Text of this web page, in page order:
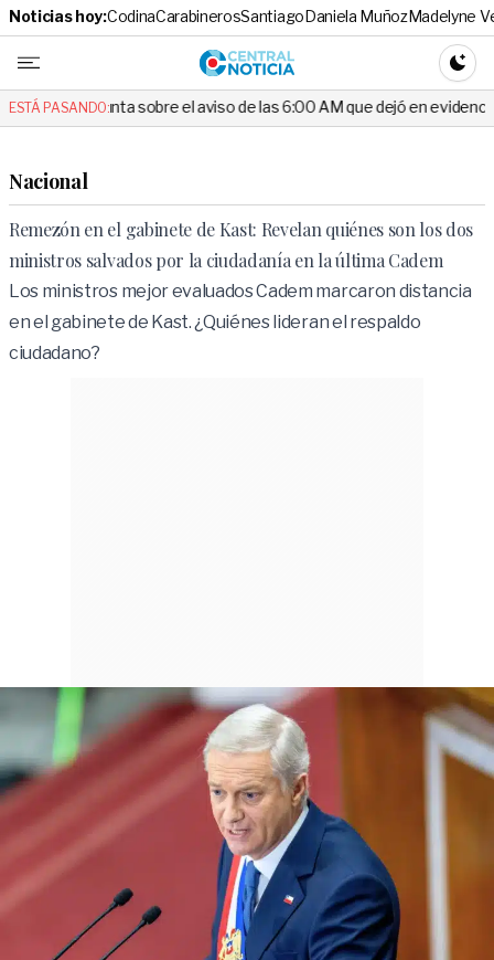
Noticias hoy:CodinaCarabinerosSantiagoDaniela MuñozMadelyne
Central
ESTÁ PASANDO:
sobre el aviso de las 6:00 AM que dejó en evidencia al Delegado
Nacional
Remezón en el gabinete de Kast: Revelan quiénes son los dos
ministros salvados por la ciudadanía en la última Cadem
Los ministros mejor evaluados Cadem marcaron distancia
en el gabinete de Kast. ¿Quiénes lideran el respaldo
ciudadano?